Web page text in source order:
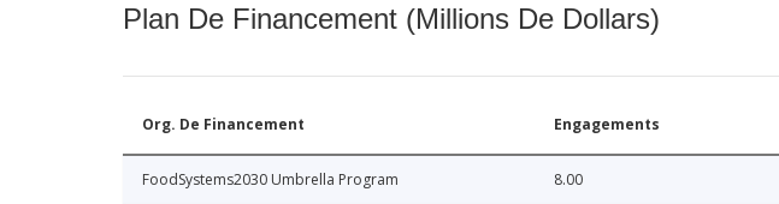
Plan De Financement (Millions De Dollars)
Org. De Financement Engagements
FoodSystems2030 Umbrella Program 8.00